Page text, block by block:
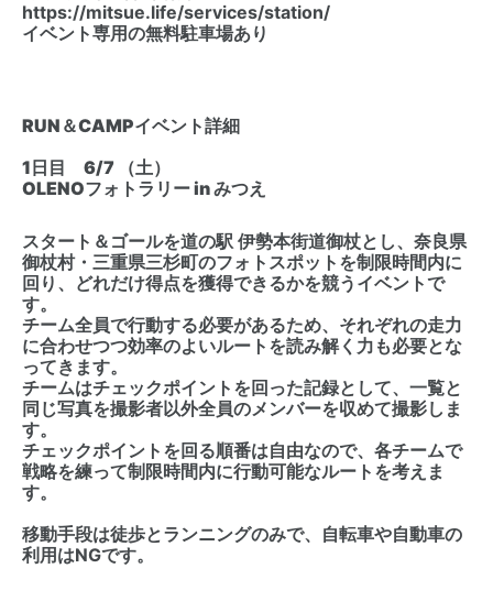
https://mitsue.life/services/station/
イベント専用の無料駐車場あり
RUN＆CAMPイベント詳細
1日目 6/7 （土）
OLENOフォトラリー in みつえ
スタート＆ゴールを道の駅 伊勢本街道御杖とし、奈良県
御杖村・三重県三杉町のフォトスポットを制限時間内に
回り、どれだけ得点を獲得できるかを競うイベントで
す。
チーム全員で行動する必要があるため、それぞれの走力
に合わせつつ効率のよいルートを読み解く力も必要とな
ってきます。
チームはチェックポイントを回った記録として、一覧と
同じ写真を撮影者以外全員のメンバーを収めて撮影しま
す。
チェックポイントを回る順番は自由なので、各チームで
戦略を練って制限時間内に行動可能なルートを考えま
す。
移動手段は徒歩とランニングのみで、自転車や自動車の
利用はNGです。